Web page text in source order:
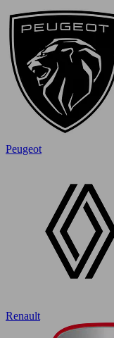
Peugeot
Renault